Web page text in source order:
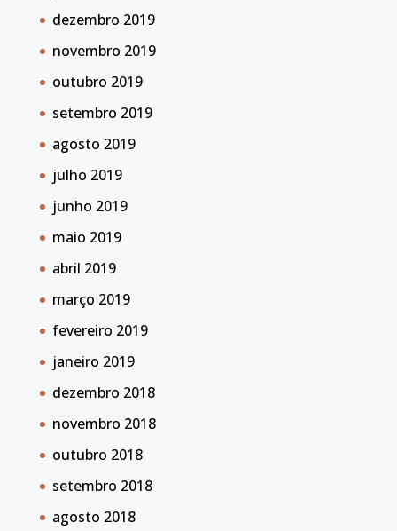
dezembro 2019
novembro 2019
outubro 2019
setembro 2019
agosto 2019
julho 2019
junho 2019
maio 2019
abril 2019
março 2019
fevereiro 2019
janeiro 2019
dezembro 2018
novembro 2018
outubro 2018
setembro 2018
agosto 2018